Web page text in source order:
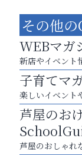
スマホは何時間
に知っておきた
芦屋人~
その他
WEBマガ
新店やイベント
子育てマ
楽しいイベント
芦屋のお
芦屋のおしゃれ